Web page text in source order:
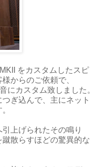
をカスタムしたスピ
からのご依頼で、
にカスタム致しました。
ぎ込んで、主にネット
上げられたその鳴り
散らすほどの驚異的な